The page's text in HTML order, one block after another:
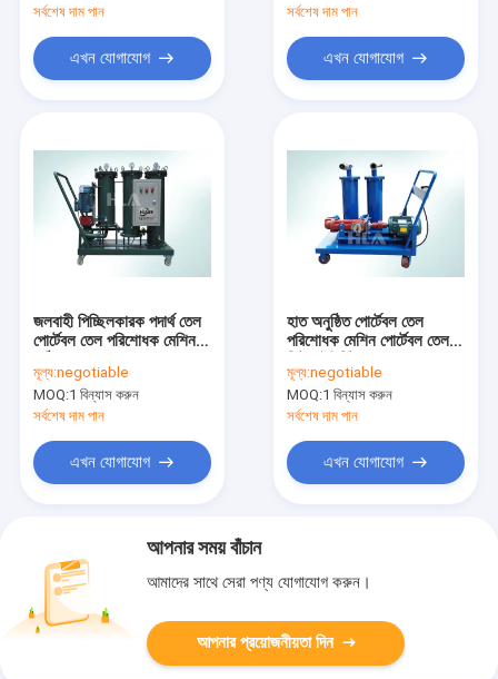
সর্বশেষ দাম পান
এখন যোগাযোগ
সর্বশেষ দাম পান
এখন যোগাযোগ
জলবাহী পিচ্ছিলকারক পদার্থ তেল
পোর্টেবল তেল পরিশোধক মেশিন
মূল্য:negotiable
MOQ:1 বিন্যাস করুন
সর্বশেষ দাম পান
এখন যোগাযোগ
হাত অনুষ্ঠিত পোর্টেবল তেল
পরিশোধক মেশিন পোর্টেবল তেল
মূল্য:negotiable
MOQ:1 বিন্যাস করুন
সর্বশেষ দাম পান
এখন যোগাযোগ
আপনার সময় বাঁচান
আমাদের সাথে সেরা পণ্য যোগাযোগ করুন।
আপনার প্রয়োজনীয়তা দিন